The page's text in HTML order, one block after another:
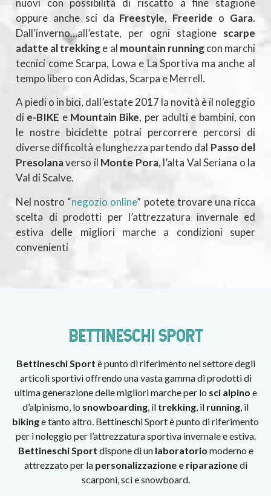
nuovi con possibilità di riscatto a fine stagione
oppure anche sci da Freestyle, Freeride o Gara.
Dall’inverno…all’estate, per ogni stagione scarpe
adatte al trekkinge al mountain runningcon marchi
tecnici come Scarpa, Lowa e La Sportiva ma anche al
tempo libero con Adidas, Scarpa e Merrell.
A piedi o in bici, dall’estate 2017 la novità è il noleggio
di e-BIKE e Mountain Bike, per adulti e bambini, con
le nostre biciclette potrai percorrere percorsi di
diverse difficoltà e lunghezza partendo dal Passo del
Presolanaverso il Monte Pora, l’alta Val Seriana o la
Val di Scalve.
Nel nostro “negozio online” potete trovare una ricca
scelta di prodotti per l’attrezzatura invernale ed
estiva delle migliori marche a condizioni super
convenienti
BETTINESCHI SPORT
Bettineschi Sport è punto di riferimento nel settore degli
articoli sportivi offrendo una vasta gamma di prodotti di
ultima generazione delle migliori marche per lo sci alpino e
d’alpinismo, lo snowboarding, il trekking, il running, il
bikinge tanto altro. Bettineschi Sport è punto di riferimento
per i noleggio per l’attrezzatura sportiva invernale e estiva.
Bettineschi Sport dispone di un laboratorio moderno e
attrezzato per la personalizzazione e riparazionedi
scarponi, sci e snowboard.